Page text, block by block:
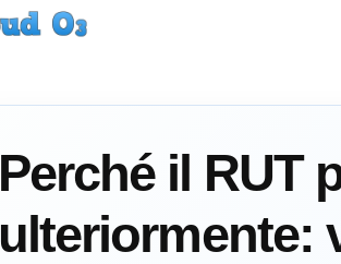
Perché il RUT
ulteriormente: